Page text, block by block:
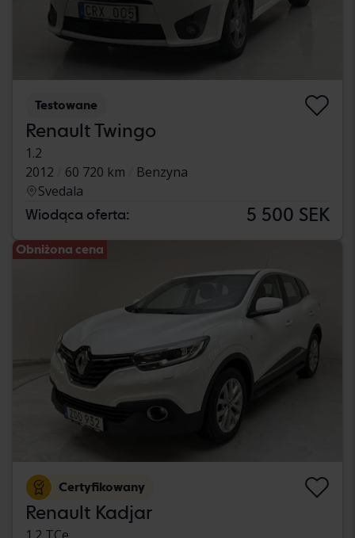
Testowane
Renault Twingo
1.2
2012
60 720 km
Benzyna
Svedala
Wiodąca oferta: 5 500 SEK
Obniżona cena
Certyfikowany
Renault Kadjar
1.2 TCe